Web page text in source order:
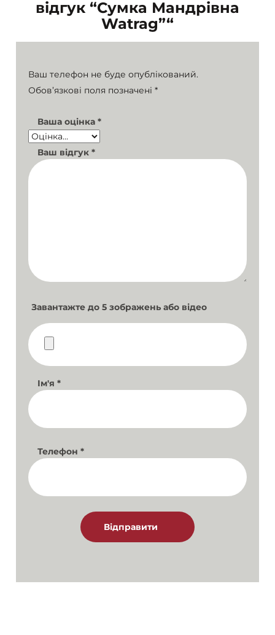
відгук “Сумка Мандрівна
Watrag”“
Ваш телефон не буде опублікований.
Обов’язкові поля позначені *
Ваша оцінка *
Ваш відгук *
Завантажте до 5 зображень або відео
Ім'я *
Телефон *